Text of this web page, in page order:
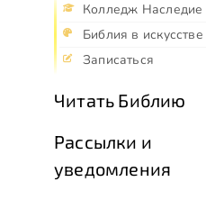
Колледж Наследие
Библия в искусстве
Записаться
Читать Библию
Рассылки и
уведомления